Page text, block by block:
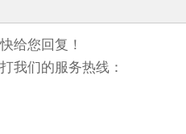
给您回复！
我们的服务热线：